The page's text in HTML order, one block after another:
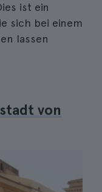
ist ein
sich bei einem
lassen
von